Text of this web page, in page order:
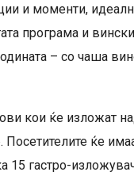
и моменти,
програма и
– со чаша
кои ќе изложат
ќе
15 гастро-